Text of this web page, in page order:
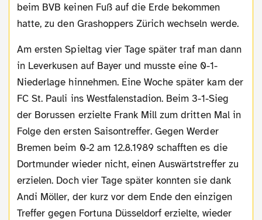
beim BVB keinen Fuß auf die Erde bekommen
hatte, zu den Grashoppers Zürich wechseln werde.
Am ersten Spieltag vier Tage später traf man dann
in Leverkusen auf Bayer und musste eine 0-1-
Niederlage hinnehmen. Eine Woche später kam der
FC St. Pauli ins Westfalenstadion. Beim 3-1-Sieg
der Borussen erzielte Frank Mill zum dritten Mal in
Folge den ersten Saisontreffer. Gegen Werder
Bremen beim 0-2 am 12.8.1989 schafften es die
Dortmunder wieder nicht, einen Auswärtstreffer zu
erzielen. Doch vier Tage später konnten sie dank
Andi Möller, der kurz vor dem Ende den einzigen
Treffer gegen Fortuna Düsseldorf erzielte, wieder